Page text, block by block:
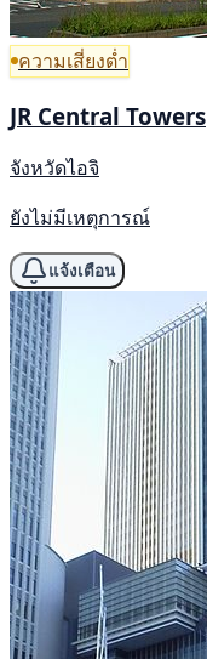
ความเสี่ยงต่ำ
JR Central Towers
จังหวัดไอจิ
ยังไม่มีเหตุการณ์
แจ้งเตือน